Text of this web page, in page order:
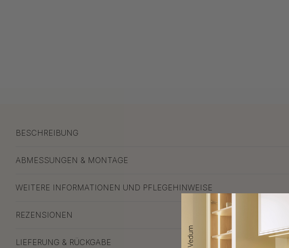
BESCHREIBUNG
ABMESSUNGEN & MONTAGE
WEITERE INFORMATIONEN UND PFLEGEHINWEISE
REZENSIONEN
LIEFERUNG & RÜCKGABE